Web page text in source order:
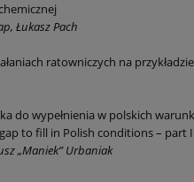
Łukasz Pach
ratowniczych na
do wypełnienia w polskich
gap to fill in Polish conditions – part
„Maniek” Urbaniak